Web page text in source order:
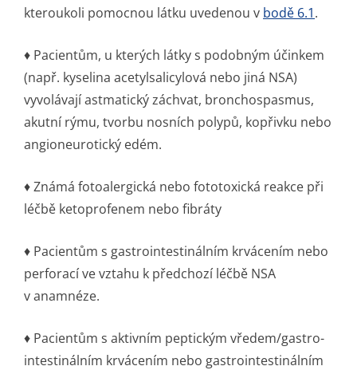
kteroukoli pomocnou látku uvedenou v bodě 6.1.
♦ Pacientům, u kterých látky s podobným účinkem
(např. kyselina acetylsalicylová nebo jiná NSA)
vyvolávají astmatický záchvat, bronchospasmus,
akutní rýmu, tvorbu nosních polypů, kopřivku nebo
angioneurotic­ký edém.
♦ Známá fotoalergická nebo fototoxická reakce při
léčbě ketoprofenem nebo fibráty
♦ Pacientům s gastrointes­tinálním krvácením nebo
perforací ve vztahu k předchozí léčbě NSA
v anamnéze.
♦ Pacientům s aktivním peptickým vředem/gastro­
intestinálním krvácením nebo gastrointestinálním